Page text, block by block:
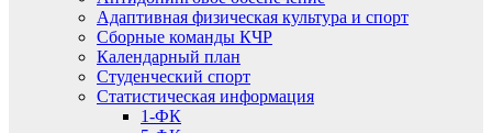
Адаптивная физическая культура и спорт
Сборные команды КЧР
Календарный план
Студенческий спорт
Статистическая информация
1-ФК